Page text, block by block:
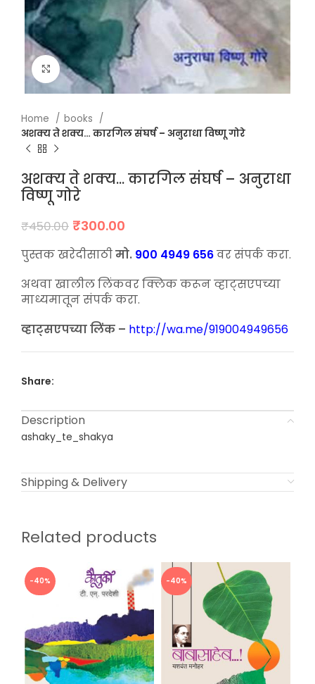
Click to enlarge
Home
books
अशक्य ते शक्य… कारगिल संघर्ष – अनुराधा विष्णू गोरे
अशक्य ते शक्य… कारगिल संघर्ष – अनुराधा
विष्णू गोरे
₹450.00 Original
was:
₹300.00
is:
पुस्तक खरेदीसाठीमो. 900 4949 656वर संपर्क करा.
अथवा खालील लिंकवर क्लिक करून व्हाट्सएपच्या
माध्यमातून संपर्क करा.
व्हाट्सएपच्या लिंक – http://wa.me/919004949656
Share:
Description
ashaky_te_shakya
Shipping & Delivery
Related products
-40% -40%